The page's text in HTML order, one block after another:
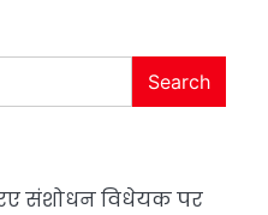
Search
संशोधन विधेयक पर